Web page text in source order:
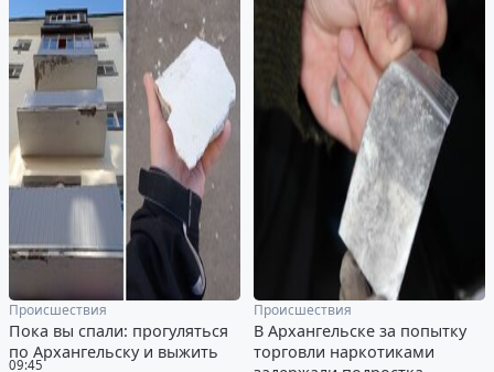
09:45
Происшествия
Пока вы спали: прогуляться
по Архангельску и выжить
Происшествия
В Архангельске за попытку
торговли наркотиками